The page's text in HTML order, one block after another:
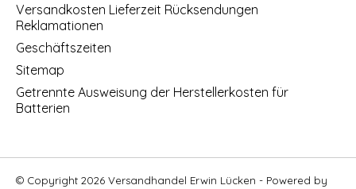
Versandkosten Lieferzeit Rücksendungen
Reklamationen
Geschäftszeiten
Sitemap
Getrennte Ausweisung der Herstellerkosten für
Batterien
© Copyright 2026 Versandhandel Erwin Lücken - Powered by